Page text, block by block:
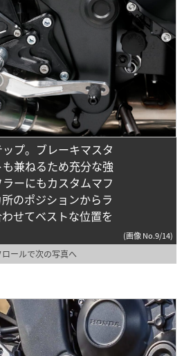
プ。ブレーキマスタ
兼ねるため充分な強
ーにもカスタムマフ
のポジションからラ
せてベストな位置を
(画像 No.9/14)
ールで次の写真へ